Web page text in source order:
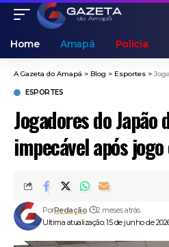
Home Amapá Polícia
A Gazeta do Amapá > Blog > Esportes >
ESPORTES
Jogadores do
impecável após
Ultima atualização: 15 de junho de 2026
PorRedação 2 meses atrás